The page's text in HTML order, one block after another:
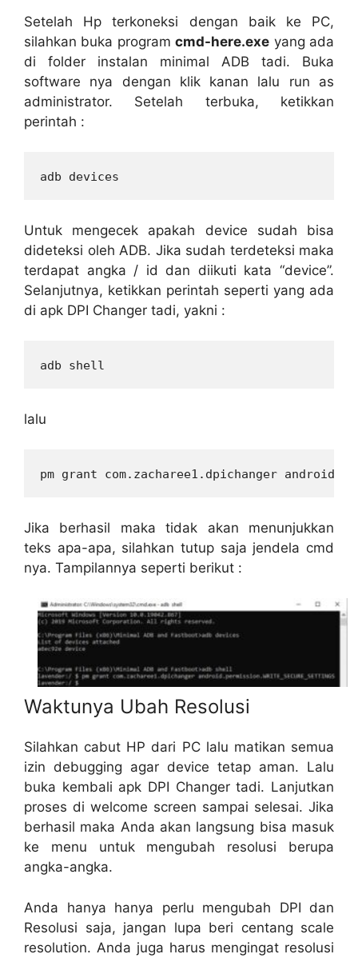
Setelah Hp terkoneksi dengan baik ke PC,
silahkan buka programcmd-here.exe yang ada
di folder instalan minimal ADB tadi. Buka
software nya dengan klik kanan lalu run as
administrator. Setelah terbuka, ketikkan
perintah :
adb devices
Untuk mengecek apakah device sudah bisa
dideteksi oleh ADB. Jika sudah terdeteksi maka
terdapat angka / id dan diikuti kata “device”.
Selanjutnya, ketikkan perintah seperti yang ada
di apk DPI Changer tadi, yakni :
adb shell
lalu
pm grant com.zacharee1.dpichanger
Jika berhasil maka tidak akan menunjukkan
teks apa-apa, silahkan tutup saja jendela cmd
nya. Tampilannya seperti berikut :
Waktunya Ubah Resolusi
Silahkan cabut HP dari PC lalu matikan semua
izin debugging agar device tetap aman. Lalu
buka kembali apk DPI Changer tadi. Lanjutkan
proses di welcome screen sampai selesai. Jika
berhasil maka Anda akan langsung bisa masuk
ke menu untuk mengubah resolusi berupa
angka-angka.
Anda hanya hanya perlu mengubah DPI dan
Resolusi saja, jangan lupa beri centang scale
resolution. Anda juga harus mengingat resolusi